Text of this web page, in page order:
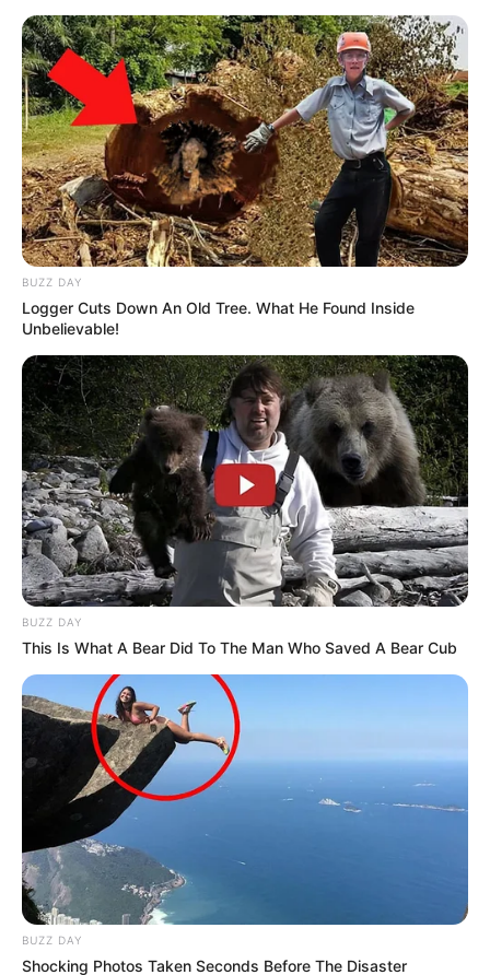
BUZZ DAY
Logger Cuts Down An Old Tree. What He Found Inside
Unbelievable!
BUZZ DAY
This Is What A Bear Did To The Man Who Saved A Bear Cub
BUZZ DAY
Shocking Photos Taken Seconds Before The Disaster